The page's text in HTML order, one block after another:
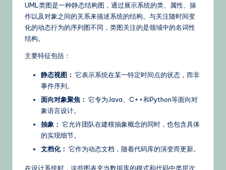
&
L
UML类图是一种静态结构图，通过展示系统的类、属性、操
作以及对象之间的关系来描述系统的结构。与关注随时间变
化的动态行为的序列图不同，类图关注的是领域中的名词性
结构。
主要特征包括：
静态视图： 它表示系统在某一特定时间点的状态，而非
事件序列。
面向对象聚焦： 它专为Java、C++和Python等面向对
象语言设计。
抽象： 它允许团队在建模抽象概念的同时，也包含具体
的实现细节。
文档化： 它作为动态文档，随着代码库的演变而更新。
在设计系统时，这些图表充当数据库的模式和代码中类层次